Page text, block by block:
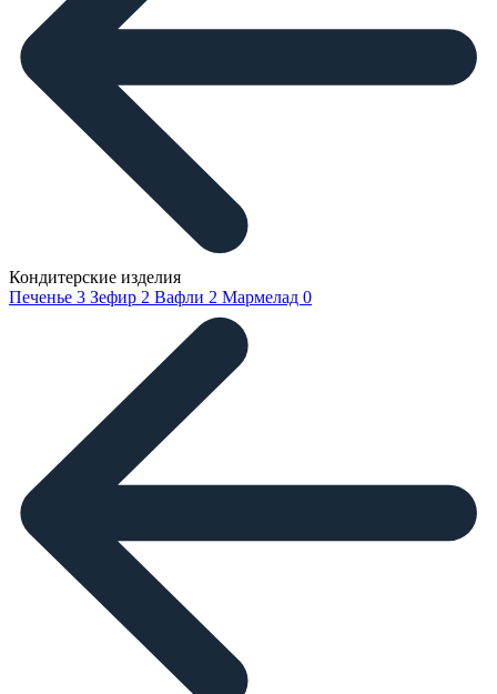
Кондитерские изделия
Печенье 3 Зефир 2 Вафли 2 Мармелад 0